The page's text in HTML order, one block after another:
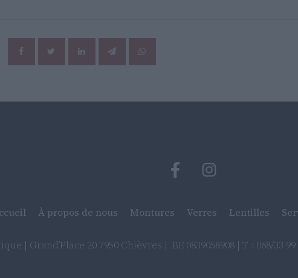
À propos de nous Montures Verres Lentilles
| Grand’Place 20 7950 Chièvres | BE 0839058908 | T : 068/33 99